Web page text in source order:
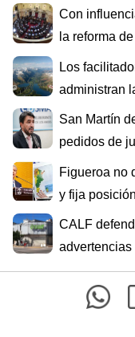
Con
la reforma
Los
administran
San Martín
pedidos de
Figueroa no
y fija
CALF